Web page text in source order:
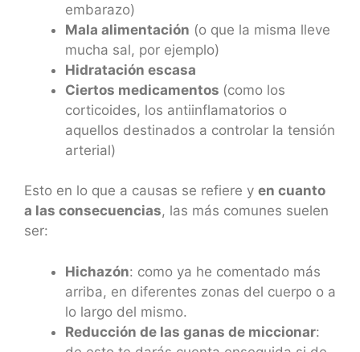
embarazo)
Mala alimentación (o que la misma lleve
mucha sal, por ejemplo)
Hidratación escasa
Ciertos medicamentos (como los
corticoides, los antiinflamatorios o
aquellos destinados a controlar la tensión
arterial)
Esto en lo que a causas se refiere y en cuanto
a las consecuencias, las más comunes suelen
ser:
Hichazón: como ya he comentado más
arriba, en diferentes zonas del cuerpo o a
lo largo del mismo.
Reducción de las ganas de miccionar: